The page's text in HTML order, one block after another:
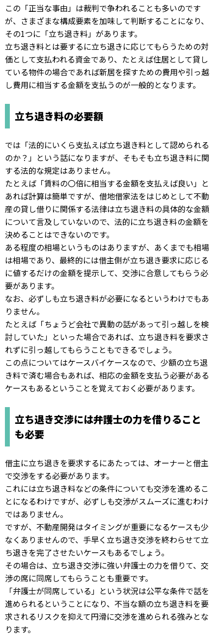
この「正当な事由」は裁判で争われることも多いのです
が、さまざまな構成要素を加味して判断することになり、
その1つに「立ち退き料」があります。
立ち退き料とは要するに立ち退きに応じてもらうための対
価として支払われる資金であり、たとえば住居として貸し
ている物件の場合であれば新居を探すための費用や引っ越
し費用に相当する金額を支払うのが一般的となります。
立ち退き料の必要額
では「法的にいくら支払えば立ち退き料として認められる
のか？」という話になりますが、そもそも立ち退き料に関
する法的な規定はありません。
たとえば「賃料の〇倍に相当する金額を支払えば良い」と
あれば計算は簡単ですが、借地借家法をはじめとして不動
産の貸し借りに関係する法律は立ち退き料の具体的な金額
について言及していないので、法的に立ち退き料の金額を
決めることはできないのです。
ある程度の相場というものはありますが、あくまでも相場
は相場であり、最終的には借主側が立ち退き要求に応じる
に値するだけの金額を提示して、交渉に合意してもらう必
要があります。
なお、必ずしも立ち退き料が必要になるというわけでもあ
りません。
たとえば「ちょうど会社で異動の話があって引っ越しを検
討していた」といった場合であれば、立ち退き料を要求さ
れずに引っ越してもらうこともできるでしょう。
この点についてはケースバイケースなので、少額の立ち退
き料で済む場合もあれば、相応の金額を支払う必要がある
ケースもあるということを覚えておく必要があります。
立ち退き交渉には弁護士の力を借りること
も必要
借主に立ち退きを要求するにあたっては、オーナーと借主
で交渉をする必要があります。
これには立ち退き料などの条件についても交渉を進めるこ
とになるわけですが、必ずしも交渉がスムーズに進むわけ
ではありません。
ですが、不動産開発はタイミングが重要になるケースも少
なくありませんので、手早く立ち退き交渉を終わらせて立
ち退きを完了させたいケースもあるでしょう。
その場合は、立ち退き交渉に強い弁護士の力を借りて、交
渉の席に同席してもらうことも重要です。
「弁護士が同席している」という状況は公平な条件で話を
進められるということになり、不当な額の立ち退き料を要
求されるリスクを抑えて円滑に交渉を進められる強みとな
ります。